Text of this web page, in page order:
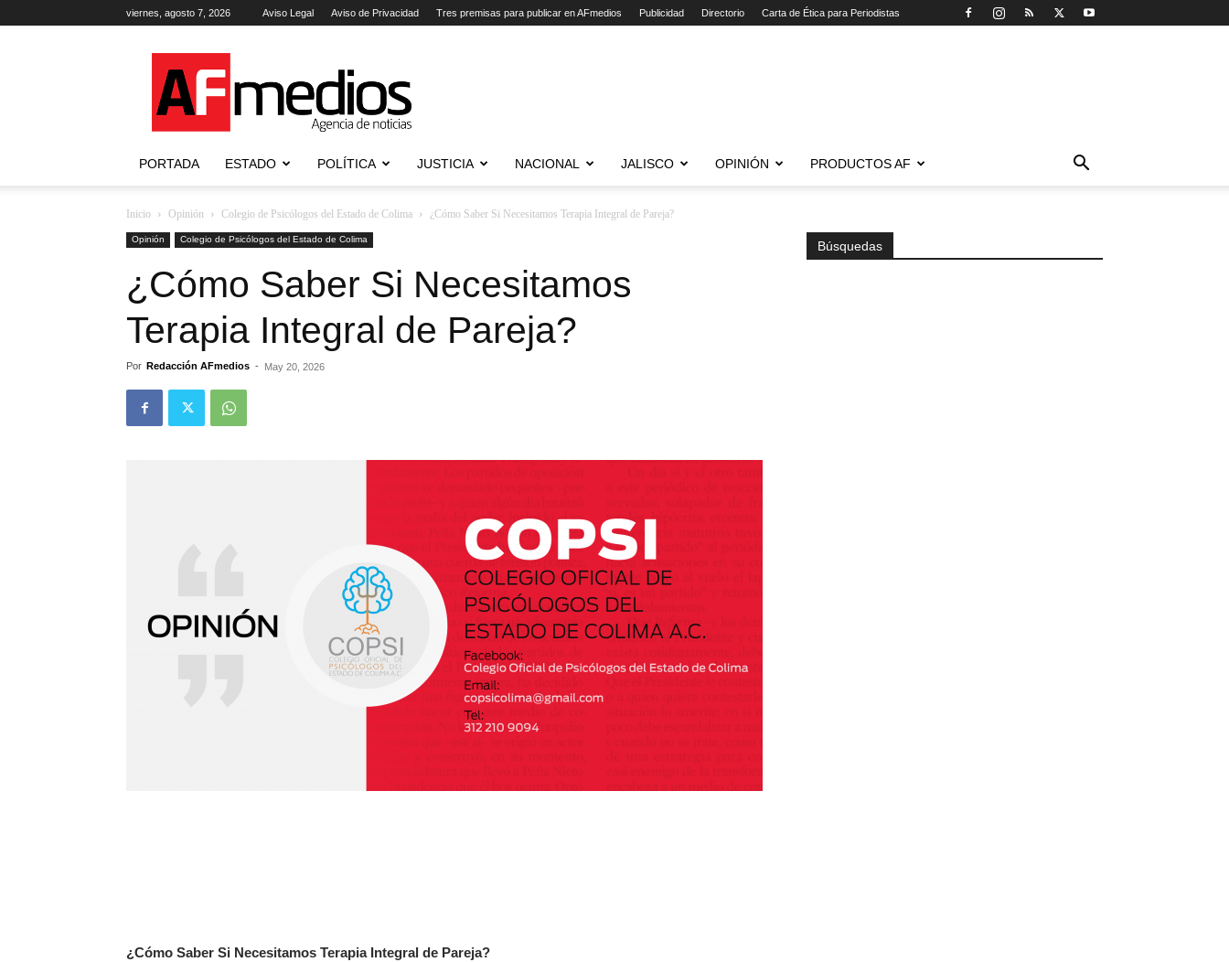
viernes, agosto 7, 2026 Aviso Legal Aviso de Privacidad Tres premisas para publicar en AFmedios Publicidad Directorio Carta de Ética para Periodistas
Agencia
de
Noticias
PORTADA ESTADO POLÍTICA JUSTICIA NACIONAL JALISCO OPINIÓN PRODUCTOS AF
Inicio Opinión Colegio de Psicólogos del Estado de Colima ¿Cómo Saber Si Necesitamos Terapia Integral de Pareja?
Opinión Colegio de Psicólogos del Estado de Colima
¿Cómo Saber Si Necesitamos
Terapia Integral de Pareja?
Por Redacción AFmedios - May 20, 2026
¿Cómo Saber Si Necesitamos Terapia Integral de Pareja?
Búsquedas